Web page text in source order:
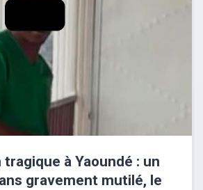
à Yaoundé : un
gravement mutilé, le